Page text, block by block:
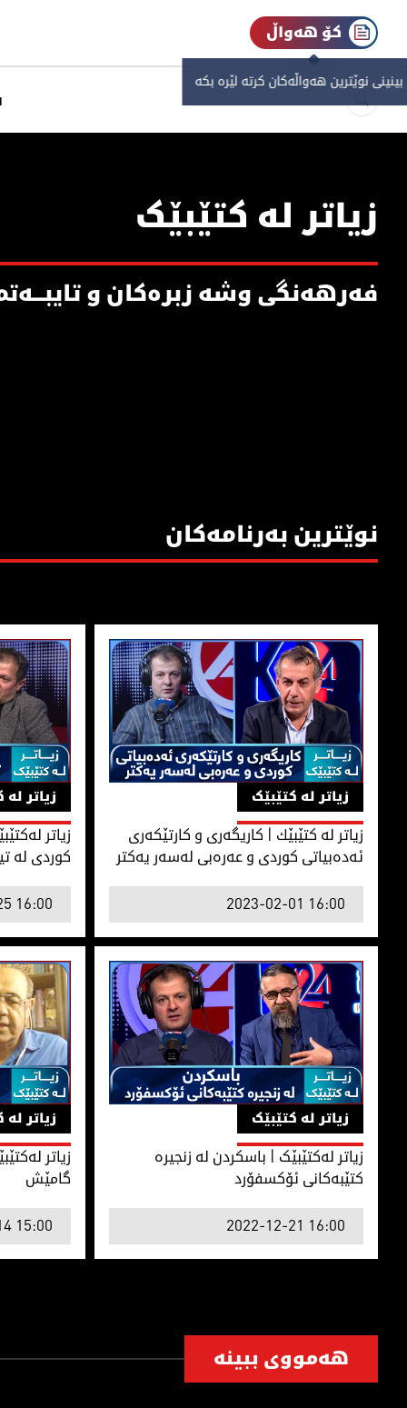
کۆ هەواڵ
نوێترین هەواڵەکان کرتە لێرە بکە
زیاتر لە کتێبێک
فەرهەنگی وشە زبرەکان و
نوێترین بەرنامەکان
زیاتر لە كتێبێك | كاریگەری و كارتێكەری ئەدەبیاتی كوردی
زیاتر لە کتێبێک
زیاتر لە كتێبێك | كاریگەری و كارتێكەری
ئەدەبیاتی كوردی و عەرەبی لەسەر یەكتر
2023-02-01 16:00
زیاتر
زیاتر
زیاتر
کوردی لە
16:00
زیاتر لەکتێبێک | باسکردن لە زنجیرە كتێبەكانی ئۆكسفۆرد
زیاتر لە کتێبێک
زیاتر لەکتێبێک | باسکردن لە زنجیرە
كتێبەكانی ئۆكسفۆرد
2022-12-21 16:00
زیاترزیاتر
زیاتر
گامێش
15:00
هەمووی ببینە